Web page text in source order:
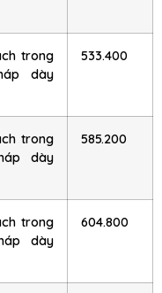
trong
dày
533.400
trong
dày
585.200
trong
dày
604.800